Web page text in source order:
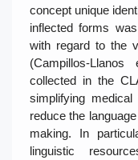
concept unique
inflected forms
with regard to the
(Campillos-
collected in the
simplifying
reduce the
making. In
linguistic